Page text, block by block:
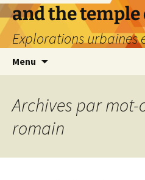
Aller
au
contenu
and the temple
Explorations urbaines
Menu
Archives par mot-
romain